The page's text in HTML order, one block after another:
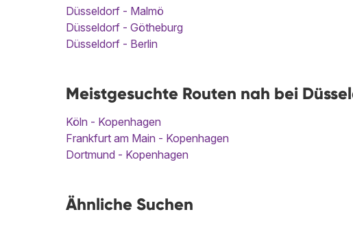
Düsseldorf - Malmö
Düsseldorf - Götheburg
Düsseldorf - Berlin
Meistgesuchte Routen nah bei
Köln - Kopenhagen
Frankfurt am Main - Kopenhagen
Dortmund - Kopenhagen
Ähnliche Suchen